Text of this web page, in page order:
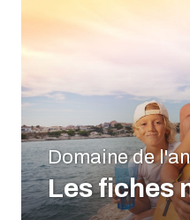
Domaine de
Les fiches